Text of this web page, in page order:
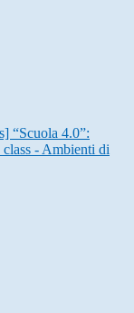
“Scuola 4.0”:
- Ambienti di